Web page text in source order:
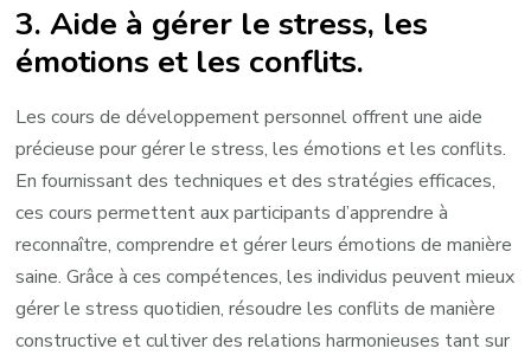
3. Aide à gérer le stress, les
émotions et les conflits.
Les cours de développement personnel offrent une aide
précieuse pour gérer le stress, les émotions et les conflits.
En fournissant des techniques et des stratégies efficaces,
ces cours permettent aux participants d’apprendre à
reconnaître, comprendre et gérer leurs émotions de manière
saine. Grâce à ces compétences, les individus peuvent mieux
gérer le stress quotidien, résoudre les conflits de manière
constructive et cultiver des relations harmonieuses tant sur